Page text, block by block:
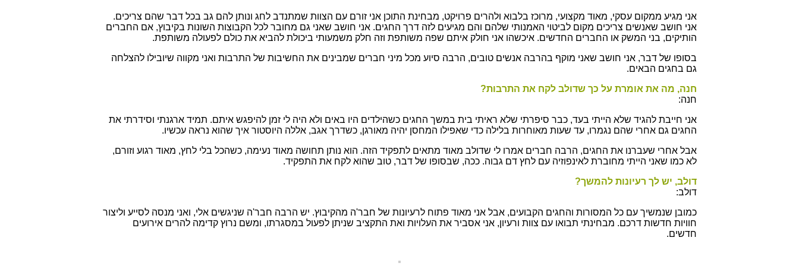
אני מגיע ממקום עסקי, מאוד מקצועי, מרוכז בלבוא ולהרים פרויקט, מבחינת התוכן אני זורם עם הצוות שמתנדב לחג ונותן להם גב בכל דבר שהם צריכים.
אני חושב שאנשים צריכים מקום לביטוי האמנותי שלהם והם מגיעים לזה דרך החגים. אני חושב שאני גם מחובר לכל הקבוצות השונות בקיבוץ, אם החברים
הותיקים, בני המשק או החברים החדשים. איכשהו אני חולק איתם שפה משותפת וזה חלק משמעותי ביכולת להביא את כולם לפעולה משותפת.
בסופו של דבר, אני חושב שאני מוקף בהרבה אנשים טובים, הרבה סיוע מכל מיני חברים שמבינים את החשיבות של התרבות ואני מקווה שיובילו להצלחה
גם בחגים הבאים.
חנה, מה את אומרת על כך שדולב לקח את התרבות?
חנה:
אני חייבת להגיד שלא הייתי בעד, כבר סיפרתי שלא ראיתי בית במשך החגים כשהילדים היו באים ולא היה לי זמן להיפגש איתם. תמיד ארגנתי וסידרתי את
החגים גם אחרי שהם נגמרו, עד שעות מאוחרות בלילה כדי שאפילו המחסן יהיה מאורגן, כשדרך אגב, אללה היוסטור איך שהוא נראה עכשיו.
אבל אחרי שעברנו את החגים, הרבה חברים אמרו לי שדולב מאוד מתאים לתפקיד הזה. הוא נותן תחושה מאוד נעימה, כשהכל בלי לחץ, מאוד רגוע וזורם,
לא כמו שאני הייתי מחוברת לאינפוזיה עם לחץ דם גבוה. ככה, שבסופו של דבר, טוב שהוא לקח את התפקיד.
דולב, יש לך רעיונות להמשך?
דולב:
כמובן שנמשיך עם כל המסורות והחגים הקבועים, אבל אני מאוד פתוח לרעיונות של חבר'ה מהקיבוץ. יש הרבה חבר'ה שניגשים אלי, ואני מנסה לסייע וליצור
חוויות חדשות דרכם. מבחינתי תבואו עם צוות ורעיון, אני אסביר את העלויות ואת התקציב שניתן לפעול במסגרתו, ומשם נרוץ קדימה להרים אירועים
חדשים.